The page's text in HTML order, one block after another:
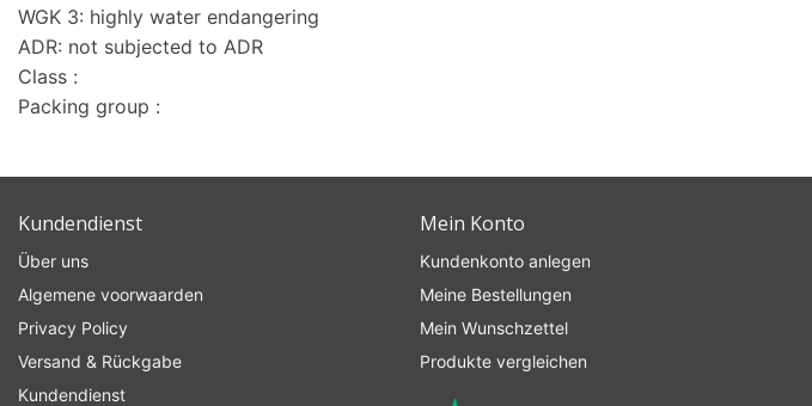
WGK 3: highly water endangering
ADR: not subjected to ADR
Class :
Packing group :
Kundendienst
Über uns
Algemene voorwaarden
Privacy Policy
Versand & Rückgabe
Kundendienst
Mein Konto
Kundenkonto anlegen
Meine Bestellungen
Mein Wunschzettel
Produkte vergleichen